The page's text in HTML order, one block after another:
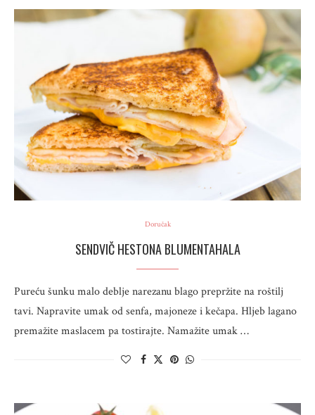
Doručak
SENDVIČ HESTONA BLUMENTAHALA
Pureću šunku malo deblje narezanu blago prepržite na roštilj
tavi. Napravite umak od senfa, majoneze i kečapa. Hljeb lagano
premažite maslacem pa tostirajte. Namažite umak …